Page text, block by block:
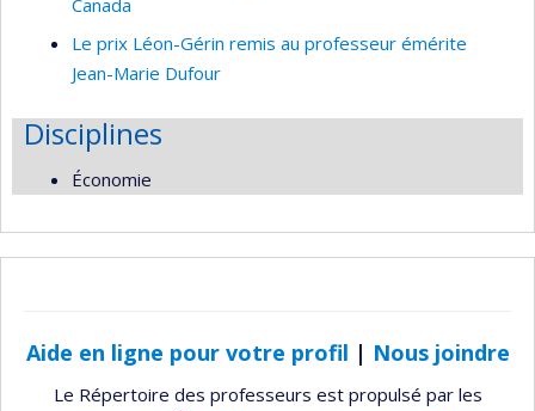
Le prix Léon-Gérin remis au professeur émérite
Jean-Marie Dufour
Disciplines
Économie
Aide en ligne pour votre profil | Nous joindre
Le Répertoire des professeurs est propulsé par les